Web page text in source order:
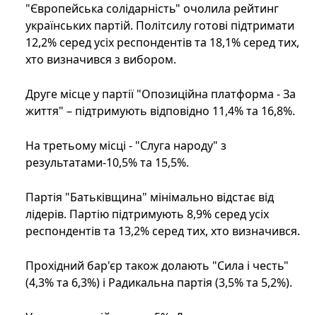
"Європейська солідарність" очолила рейтинг
українських партій. Політсилу готові підтримати
12,2% серед усіх респондентів та 18,1% серед тих,
хто визначився з вибором.
Друге місце у партії "Опозиційна платформа - За
життя" – підтримують відповідно 11,4% та 16,8%.
На третьому місці - "Слуга народу" з
результатами-10,5% та 15,5%.
Партія "Батьківщина" мінімально відстає від
лідерів. Партію підтримують 8,9% серед усіх
респондентів та 13,2% серед тих, хто визначився.
Прохідний бар'єр також долають "Сила і честь"
(4,3% та 6,3%) і Радикальна партія (3,5% та 5,2%).